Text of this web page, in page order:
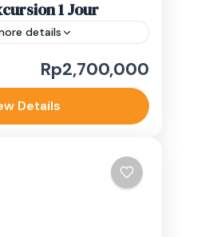
1 Jour
details
inoubliable sur les
cette aventure d'une
débutant tôt à 6
Nous vous
Rp2,700,000
Details